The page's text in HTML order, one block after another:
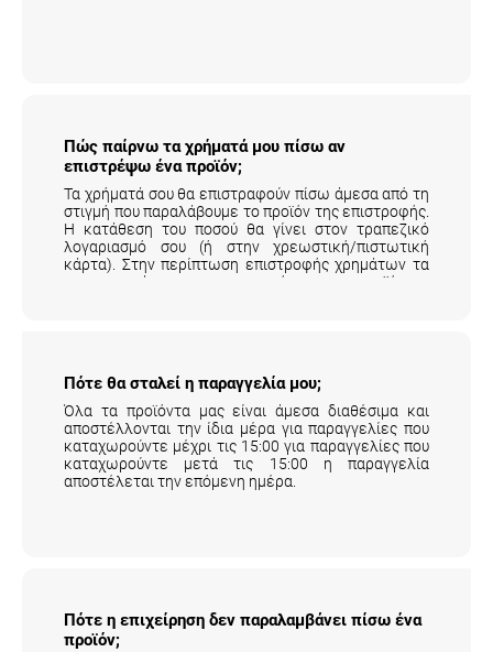
Πώς παίρνω τα χρήματά μου πίσω αν
επιστρέψω ένα προϊόν;
Τα χρήματά σου θα επιστραφούν πίσω άμεσα από τη
στιγμή που παραλάβουμε το προϊόν της επιστροφής.
Η κατάθεση του ποσού θα γίνει στον τραπεζικό
λογαριασμό σου (ή στην χρεωστική/πιστωτική
κάρτα). Στην περίπτωση επιστροφής χρημάτων τα
μεταφορικά της επιστροφής του προϊόντος
Πότε θα σταλεί η παραγγελία μου;
Όλα τα προϊόντα μας είναι άμεσα διαθέσιμα και
αποστέλλονται την ίδια μέρα για παραγγελίες που
καταχωρούντε μέχρι τις 15:00 για παραγγελίες που
καταχωρούντε μετά τις 15:00 η παραγγελία
αποστέλεται την επόμενη ημέρα.
Πότε η επιχείρηση δεν παραλαμβάνει πίσω
ένα προϊόν;